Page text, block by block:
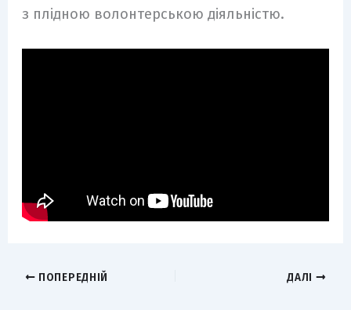
з плідною волонтерською діяльністю.
ПОПЕРЕДНІЙ ДАЛІ